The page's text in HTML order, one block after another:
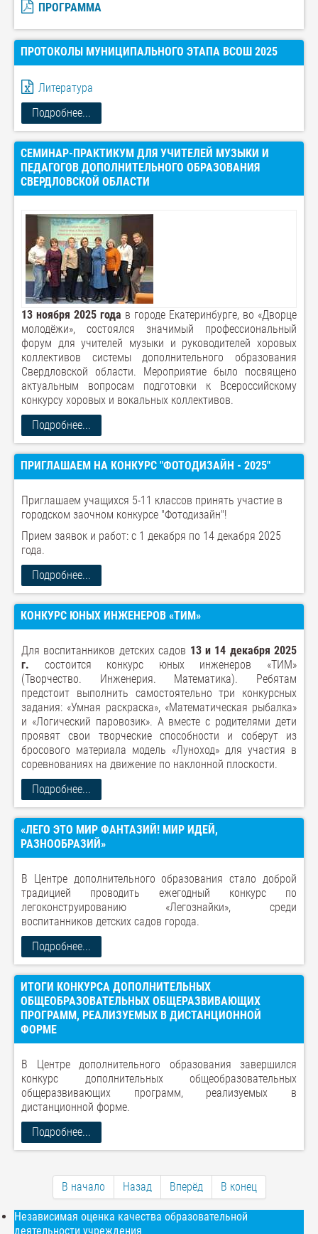
ПРОГРАММА
ПРОТОКОЛЫ МУНИЦИПАЛЬНОГО ЭТАПА ВСОШ 2025
Литература
Подробнее...
СЕМИНАР-ПРАКТИКУМ ДЛЯ УЧИТЕЛЕЙ МУЗЫКИ И
ПЕДАГОГОВ ДОПОЛНИТЕЛЬНОГО ОБРАЗОВАНИЯ
СВЕРДЛОВСКОЙ ОБЛАСТИ
13 ноября 2025 года в городе Екатеринбурге, во «Дворце
молодёжи», состоялся значимый профессиональный
форум для учителей музыки и руководителей хоровых
коллективов системы дополнительного образования
Свердловской области. Мероприятие было посвящено
актуальным вопросам подготовки к Всероссийскому
конкурсу хоровых и вокальных коллективов.
Подробнее...
ПРИГЛАШАЕМ НА КОНКУРС "ФОТОДИЗАЙН - 2025"
Приглашаем учащихся 5-11 классов принять участие в
городском заочном конкурсе "Фотодизайн"!
Прием заявок и работ: с 1 декабря по 14 декабря 2025
года.
Подробнее...
КОНКУРС ЮНЫХ ИНЖЕНЕРОВ «ТИМ»
Для воспитанников детских садов 13 и 14 декабря 2025
г. состоится конкурс юных инженеров «ТИМ»
(Творчество. Инженерия. Математика). Ребятам
предстоит выполнить самостоятельно три конкурсных
задания: «Умная раскраска», «Математическая рыбалка»
и «Логический паровозик». А вместе с родителями дети
проявят свои творческие способности и соберут из
бросового материала модель «Луноход» для участия в
соревнованиях на движение по наклонной плоскости.
Подробнее...
«ЛЕГО ЭТО МИР ФАНТАЗИЙ! МИР ИДЕЙ,
РАЗНООБРАЗИЙ»
В Центре дополнительного образования стало доброй
традицией проводить ежегодный конкурс по
легоконструированию «Легознайки», среди
воспитанников детских садов города.
Подробнее...
ИТОГИ КОНКУРСА ДОПОЛНИТЕЛЬНЫХ
ОБЩЕОБРАЗОВАТЕЛЬНЫХ ОБЩЕРАЗВИВАЮЩИХ
ПРОГРАММ, РЕАЛИЗУЕМЫХ В ДИСТАНЦИОННОЙ
ФОРМЕ
В Центре дополнительного образования завершился
конкурс дополнительных общеобразовательных
общеразвивающих программ, реализуемых в
дистанционной форме.
Подробнее...
В начало Назад Вперёд В конец
Независимая оценка качества образовательной
деятельности учреждения